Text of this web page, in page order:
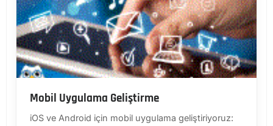
Mobil Uygulama Geliştirme
iOS ve Android için mobil uygulama geliştiriyoruz: